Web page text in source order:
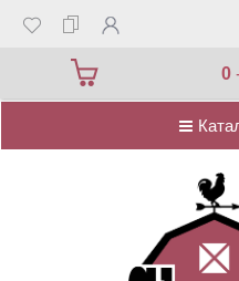
0
Каталог товаров